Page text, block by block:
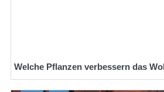
Welche Pflanzen verbessern das